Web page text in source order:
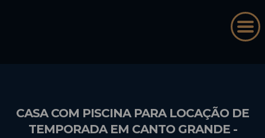
CASA COM PISCINA PARA LOCAÇÃO DE
TEMPORADA EM CANTO GRANDE -